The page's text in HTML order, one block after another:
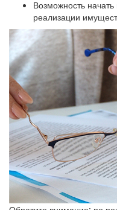
Возможность
реализации